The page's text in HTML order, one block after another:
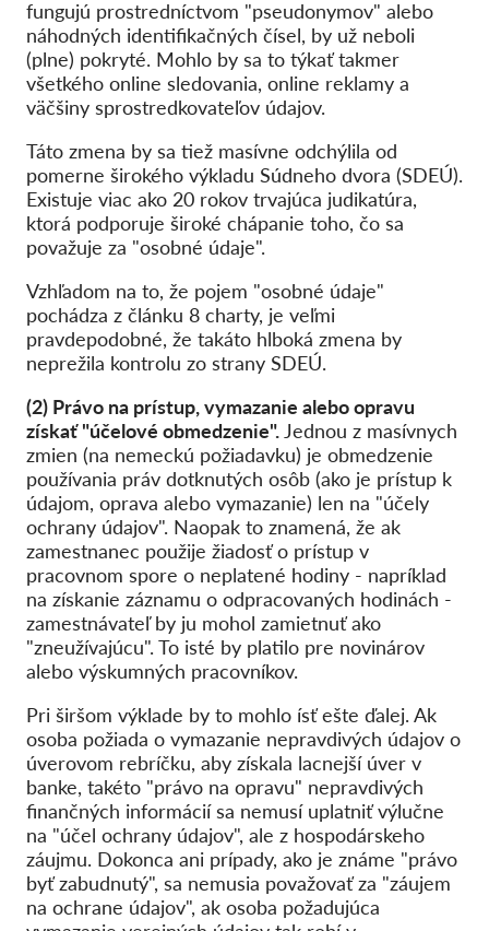
fungujú prostredníctvom "pseudonymov" alebo
náhodných identifikačných čísel, by už neboli
(plne) pokryté. Mohlo by sa to týkať takmer
všetkého online sledovania, online reklamy a
väčšiny sprostredkovateľov údajov.
Táto zmena by sa tiež masívne odchýlila od
pomerne širokého výkladu Súdneho dvora (SDEÚ).
Existuje viac ako 20 rokov trvajúca judikatúra,
ktorá podporuje široké chápanie toho, čo sa
považuje za "osobné údaje".
Vzhľadom na to, že pojem "osobné údaje"
pochádza z článku 8 charty, je veľmi
pravdepodobné, že takáto hlboká zmena by
neprežila kontrolu zo strany SDEÚ.
(2) Právo na prístup, vymazanie alebo opravu
získať "účelové obmedzenie". Jednou z masívnych
zmien (na nemeckú požiadavku) je obmedzenie
používania práv dotknutých osôb (ako je prístup k
údajom, oprava alebo vymazanie) len na "účely
ochrany údajov". Naopak to znamená, že ak
zamestnanec použije žiadosť o prístup v
pracovnom spore o neplatené hodiny - napríklad
na získanie záznamu o odpracovaných hodinách -
zamestnávateľ by ju mohol zamietnuť ako
"zneužívajúcu". To isté by platilo pre novinárov
alebo výskumných pracovníkov.
Pri širšom výklade by to mohlo ísť ešte ďalej. Ak
osoba požiada o vymazanie nepravdivých údajov o
úverovom rebríčku, aby získala lacnejší úver v
banke, takéto "právo na opravu" nepravdivých
finančných informácií sa nemusí uplatniť výlučne
na "účel ochrany údajov", ale z hospodárskeho
záujmu. Dokonca ani prípady, ako je známe "právo
byť zabudnutý", sa nemusia považovať za "záujem
na ochrane údajov", ak osoba požadujúca